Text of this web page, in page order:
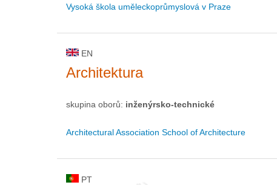
Vysoká škola uměleckoprůmyslová v Praze
EN
Architektura
skupina oborů: inženýrsko-technické
Architectural Association School of Architecture
PT